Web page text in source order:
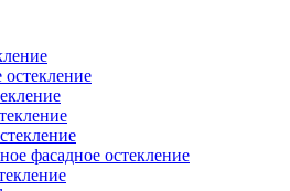
фасадное остекление